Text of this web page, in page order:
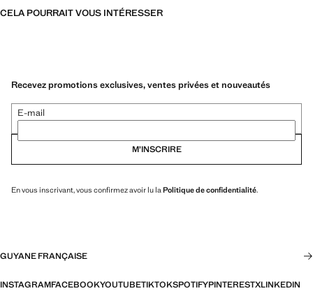
CELA POURRAIT VOUS INTÉRESSER
Recevez promotions exclusives, ventes privées et nouveautés
E-mail
M’INSCRIRE
En vous inscrivant, vous confirmez avoir lu la Politique de confidentialité.
GUYANE FRANÇAISE
INSTAGRAMFACEBOOKYOUTUBETIKTOKSPOTIFYPINTERESTXLINKEDIN